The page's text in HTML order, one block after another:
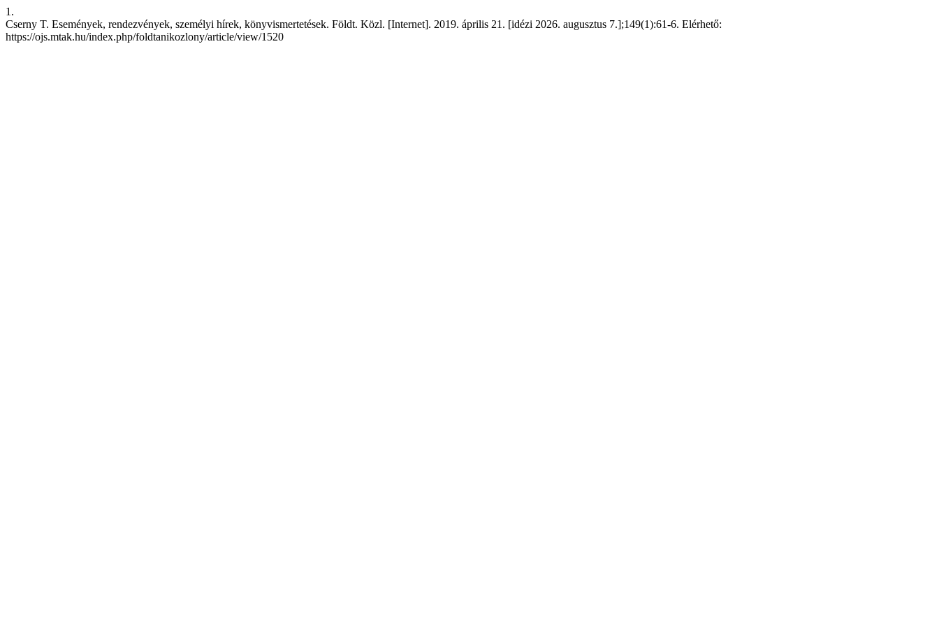
1.
Cserny T. Események, rendezvények, személyi hírek, könyvismertetések. Földt. Közl. [Internet]. 2019. április 21. [idézi 2026. augusztus 7.];149(1):61-6. Elérhető:
https://ojs.mtak.hu/index.php/foldtanikozlony/article/view/1520